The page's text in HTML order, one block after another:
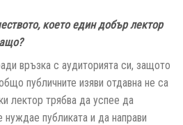
което един добър лектор
връзка с аудиторията си, защото
публичните изяви отдавна не са
лектор трябва да успее да
публиката и да направи